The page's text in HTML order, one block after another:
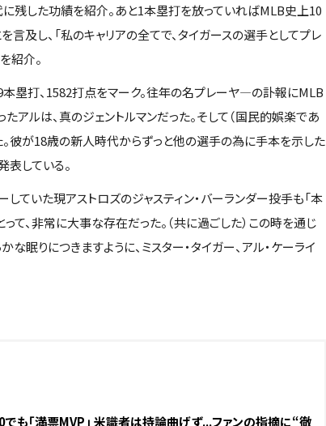
残した功績を紹介。あと1本塁打を放っていればMLB史上10
及し、「私のキャリアの全てで、タイガースの選手としてプレ
紹介。
塁打、1582打点をマーク。往年の名プレーヤ―の訃報にMLB
アルは、真のジェントルマンだった。そして（国民的娯楽であ
彼が18歳の新人時代からずっと他の選手の為に手本を示した
表している。
いた現アストロズのジャスティン・バーランダー投手も「本
て、非常に大事な存在だった。（共に過ごした）この時を通じ
眠りにつきますように、ミスター・タイガー、アル・ケーライ
も「満票MVP」 米識者は持論曲げず...ファンの指摘に“徹